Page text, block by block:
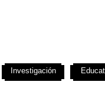
Investigación